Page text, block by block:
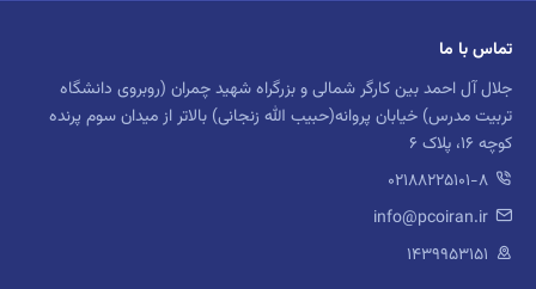
تماس با ما
جلال آل احمد بین کارگر شمالی و بزرگراه شهید چمران (روبروی دانشگاه
تربیت مدرس) خیابان پروانه(حبیب الله زنجانی) بالاتر از میدان سوم پرنده
کوچه 16، پلاک 6
02188225101-8
info@pcoiran.ir
۱۴۳۹۹۵۳۱۵۱